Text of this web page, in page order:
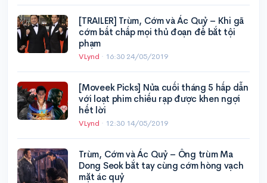
[TRAILER] Trùm, Cớm và Ác Quỷ – Khi gã
cớm bất chấp mọi thủ đoạn để bắt tội
phạm
VLynd · 16:30 24/05/2019
[Moveek Picks] Nửa cuối tháng 5 hấp dẫn
với loạt phim chiếu rạp được khen ngợi
hết lời
VLynd · 12:30 14/05/2019
Trùm, Cớm và Ác Quỷ – Ông trùm Ma
Dong Seok bắt tay cùng cớm hòng vạch
mặt ác quỷ